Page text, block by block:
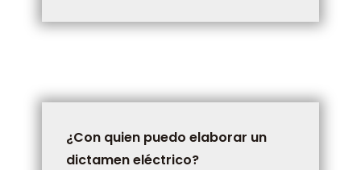
¿Con quien puedo elaborar un
dictamen eléctrico?